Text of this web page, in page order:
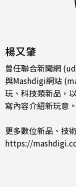
楊又肇
曾任聯合新聞網
與Mashdigi網站
玩、科技類新品，
寫內容介紹新玩意。
更多數位新品、技
https://